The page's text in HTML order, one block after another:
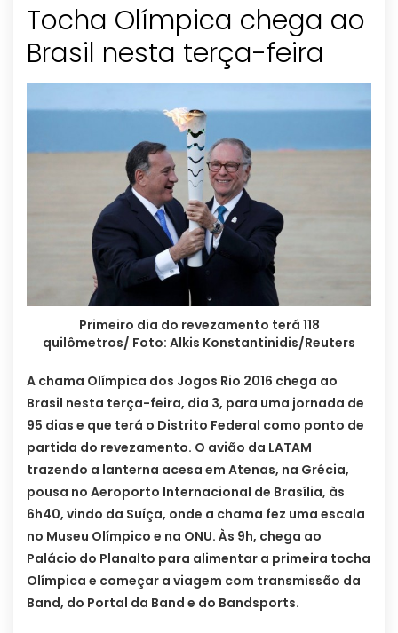
Tocha Olímpica chega ao
Brasil nesta terça-feira
Primeiro dia do revezamento terá 118
quilômetros/ Foto: Alkis Konstantinidis/Reuters
A chama Olímpica dos Jogos Rio 2016 chega ao
Brasil nesta terça-feira, dia 3, para uma jornada de
95 dias e que terá o Distrito Federal como ponto de
partida do revezamento. O avião da LATAM
trazendo a lanterna acesa em Atenas, na Grécia,
pousa no Aeroporto Internacional de Brasília, às
6h40, vindo da Suíça, onde a chama fez uma escala
no Museu Olímpico e na ONU. Às 9h, chega ao
Palácio do Planalto para alimentar a primeira tocha
Olímpica e começar a viagem com transmissão da
Band, do Portal da Band e do Bandsports.